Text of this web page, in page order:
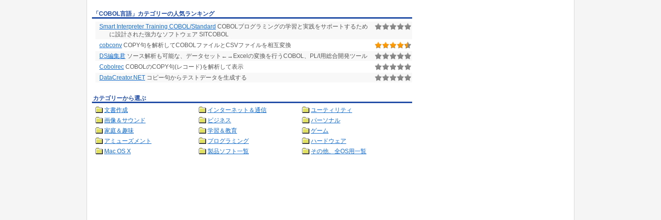
入力（複数行）/出力（複数行）の複数行のマクロ命令に対応しました。
マイグレーション限定の自動化・ロボットです。
シナリオ（マクロ命令）は、ご自由に追加してください。
サンプルあります。
「COBOL言語」カテゴリーの人気ランキング
Smart Interpreter Training COBOL/Standard COBOLプログラミングの学習と実践をサポートするため
に設計された強力なソフトウェア SITCOBOL
cobconv COPY句を解析してCOBOLファイルとCSVファイルを相互変換
DS編集君 ソース解析も可能な、データセット←→Excelの変換を行うCOBOL、PL/I用総合開発ツール
Cobolrec COBOLのCOPY句(レコード)を解析して表示
DataCreator.NET コピー句からテストデータを生成する
カテゴリーから選ぶ
文書作成
インターネット＆通信
ユーティリティ
画像＆サウンド
ビジネス
パーソナル
家庭＆趣味
学習＆教育
ゲーム
アミューズメント
プログラミング
ハードウェア
Mac OS X
製品ソフト一覧 その他、全OS用一覧